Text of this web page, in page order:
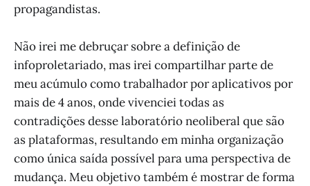
propagandistas.
Não irei me debruçar sobre a definição de
infoproletariado, mas irei compartilhar parte de
meu acúmulo como trabalhador por aplicativos por
mais de 4 anos, onde vivenciei todas as
contradições desse laboratório neoliberal que são
as plataformas, resultando em minha organização
como única saída possível para uma perspectiva de
mudança. Meu objetivo também é mostrar de forma